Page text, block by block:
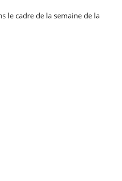
le cadre de la semaine de la